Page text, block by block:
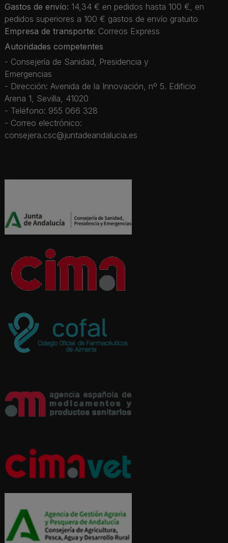
Gastos de envío: 14,34 € en pedidos hasta 100 €, en
pedidos superiores a 100 € gastos de envío gratuito
Empresa de transporte: Correos Express
Autoridades competentes
- Consejería de Sanidad, Presidencia y
Emergencias
- Dirección: Avenida de la Innovación, nº 5. Edificio
Arena 1, Sevilla, 41020
- Teléfono: 955 066 328
- Correo electrónico:
consejera.csc@juntadeandalucia.es